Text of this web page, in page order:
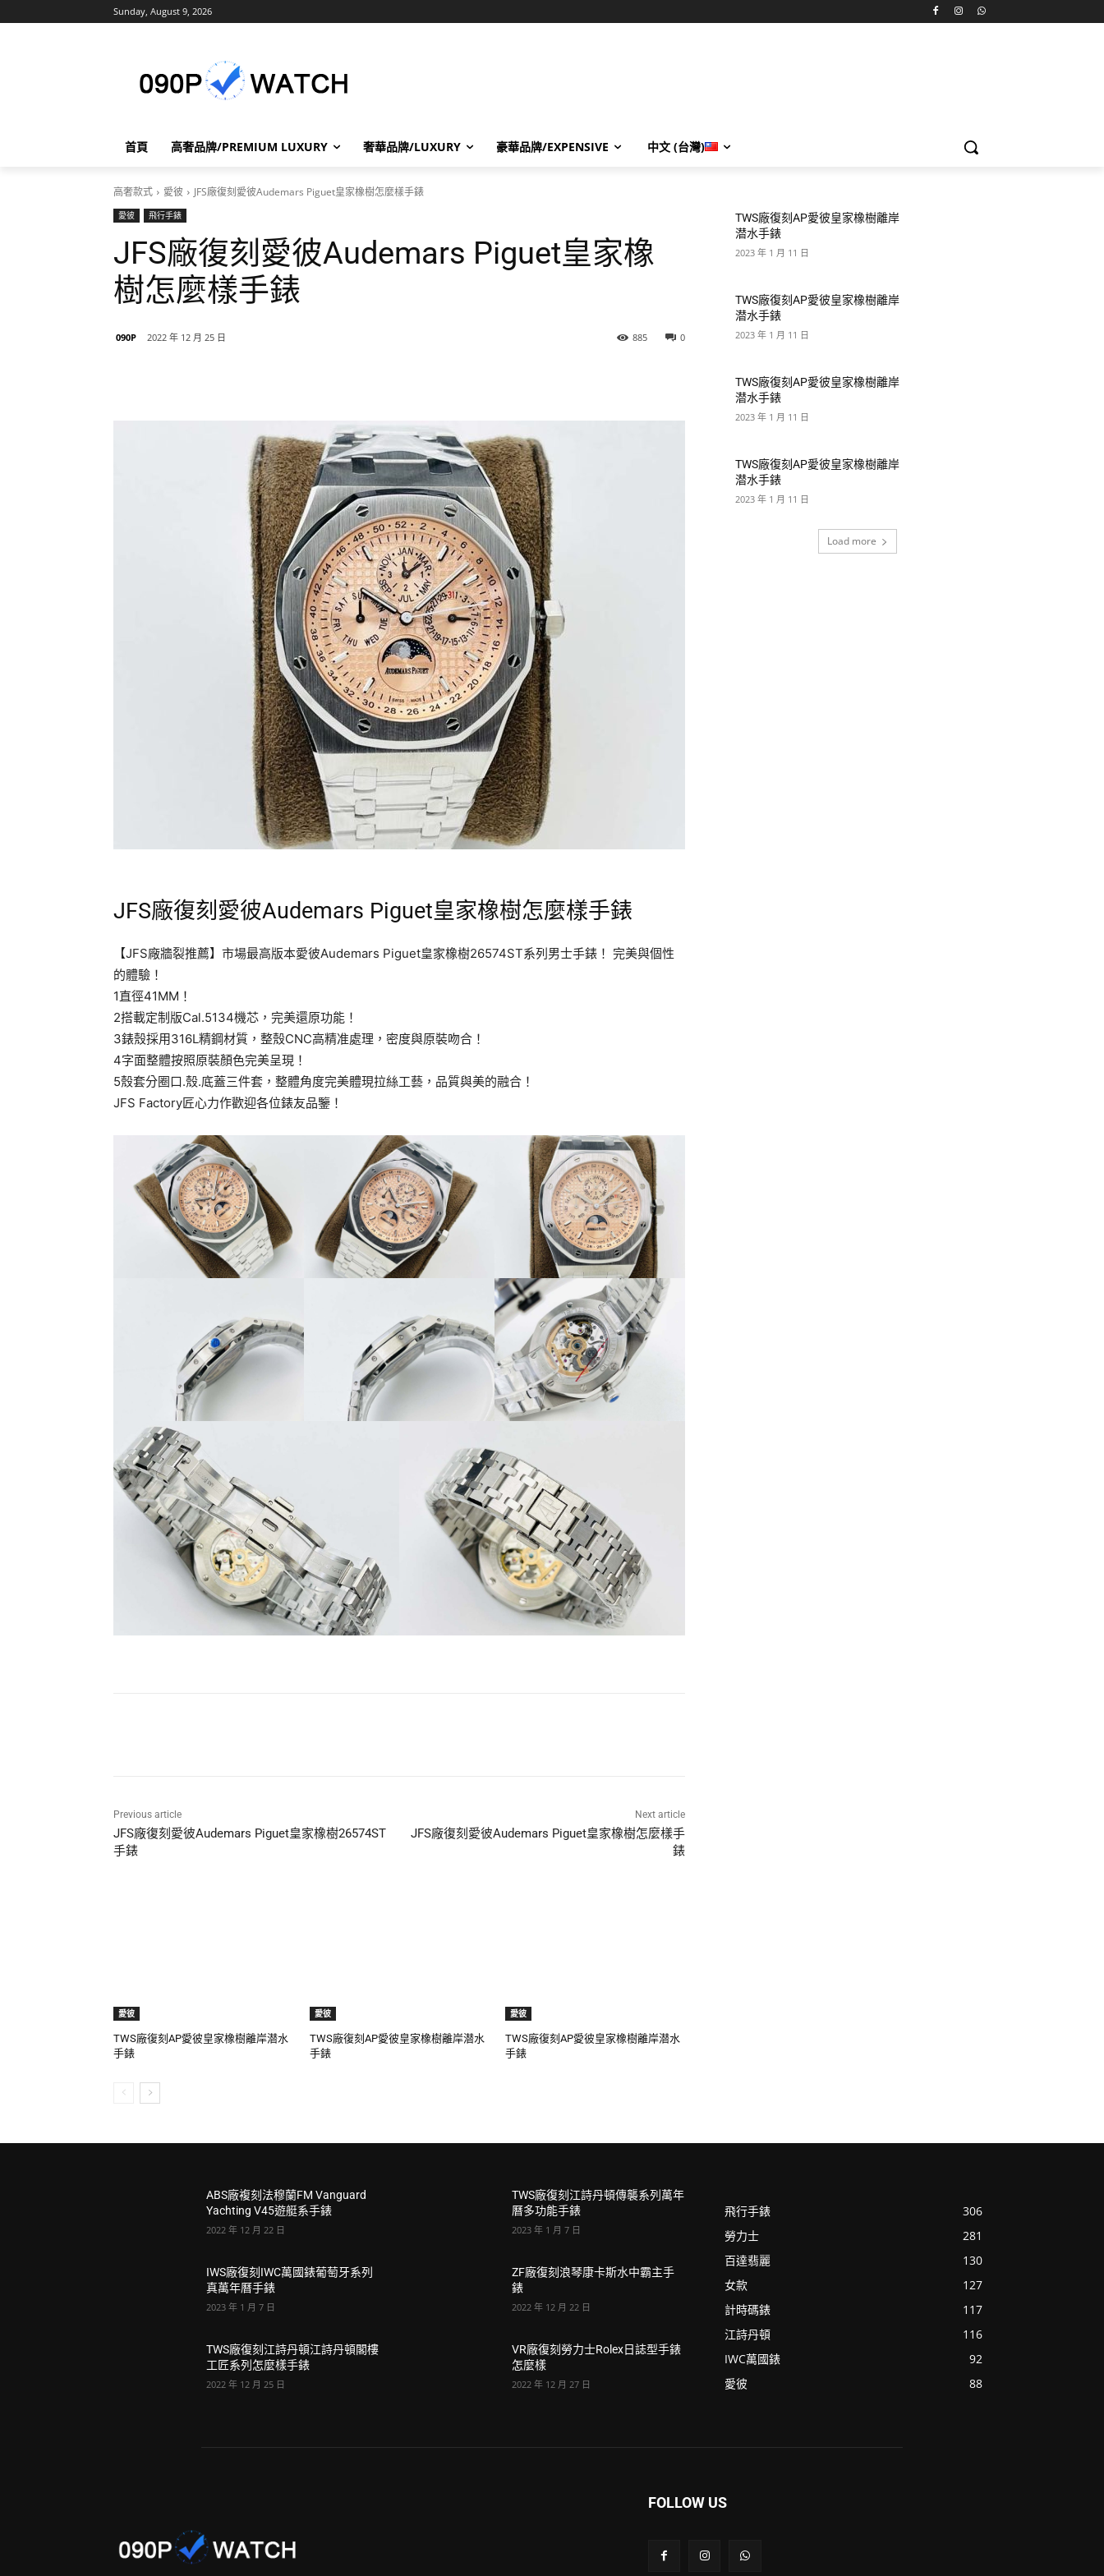
Sunday, August 9, 2026
首頁 高奢品牌/PREMIUM LUXURY 奢華品牌/LUXURY 豪華品牌/EXPENSIVE 中文 (台灣)
高奢款式 愛彼 JFS廠復刻愛彼Audemars Piguet皇家橡樹怎麼樣手錶
愛彼 飛行手錶
JFS廠復刻愛彼Audemars Piguet皇家橡
樹怎麼樣手錶
090P 2022 年 12 月 25 日 0
885
JFS廠復刻愛彼Audemars Piguet皇家橡樹怎麼樣手錶
【JFS廠牆裂推薦】市場最高版本愛彼Audemars Piguet皇家橡樹26574ST系列男士手錶！ 完美與個性
的體驗！
1直徑41MM！
2搭載定制版Cal.5134機芯，完美還原功能！
3錶殼採用316L精鋼材質，整殼CNC高精准處理，密度與原裝吻合！
4字面整體按照原裝顏色完美呈現！
5殼套分圈口.殼.底蓋三件套，整體角度完美體現拉絲工藝，品質與美的融合！
JFS Factory匠心力作歡迎各位錶友品鑒！
Previous article
JFS廠復刻愛彼Audemars Piguet皇家橡樹26574ST
手錶
Next article
JFS廠復刻愛彼Audemars Piguet皇家橡樹怎麼樣手
錶
愛彼
TWS廠復刻AP愛彼皇家橡樹離岸潜水
手錶
愛彼
TWS廠復刻AP愛彼皇家橡樹離岸潜水
手錶
愛彼
TWS廠復刻AP愛彼皇家橡樹離岸潜水
手錶
TWS廠復刻AP愛彼皇家橡樹離岸
潜水手錶
2023 年 1 月 11 日
TWS廠復刻AP愛彼皇家橡樹離岸
潜水手錶
2023 年 1 月 11 日
TWS廠復刻AP愛彼皇家橡樹離岸
潜水手錶
2023 年 1 月 11 日
TWS廠復刻AP愛彼皇家橡樹離岸
潜水手錶
2023 年 1 月 11 日
Load more
ABS廠複刻法穆蘭FM Vanguard
Yachting V45遊艇系手錶
2022 年 12 月 22 日
IWS廠復刻IWC萬國錶葡萄牙系列
真萬年曆手錶
2023 年 1 月 7 日
TWS廠復刻江詩丹頓江詩丹頓閣樓
工匠系列怎麼樣手錶
2022 年 12 月 25 日
TWS廠復刻江詩丹頓傳襲系列萬年
曆多功能手錶
2023 年 1 月 7 日
ZF廠復刻浪琴康卡斯水中霸主手
錶
2022 年 12 月 22 日
VR廠復刻勞力士Rolex日誌型手錶
怎麼樣
2022 年 12 月 27 日
飛行手錶
306
勞力士
281
百達翡麗
130
女款
127
計時碼錶
117
江詩丹頓
116
IWC萬國錶
92
愛彼
88
FOLLOW US